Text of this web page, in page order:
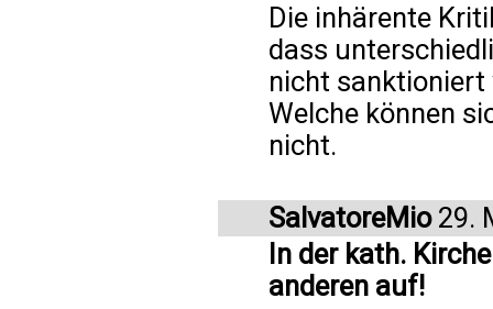
Die inhärente
dass
nicht sanktioniert
Welche können
nicht.
SalvatoreMio29.
In der kath.
anderen auf!